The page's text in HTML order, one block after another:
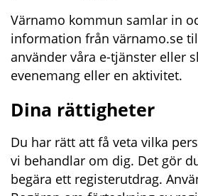
Värnamo kommun samlar in
information från värnamo.se
använder våra e-tjänster eller
evenemang eller en aktivitet.
Dina rättigheter
Du har rätt att få veta vilka
vi behandlar om dig. Det gör
begära ett registerutdrag.